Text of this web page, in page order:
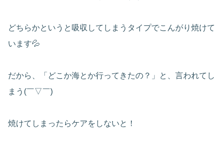
どちらかというと吸収してしまうタイプでこんがり焼けて
います💦
だから、「どこか海とか行ってきたの？」と、言われてし
まう(￣▽￣)
焼けてしまったらケアをしないと！